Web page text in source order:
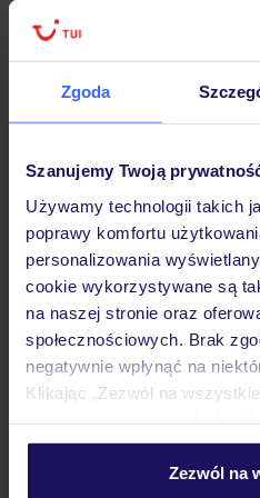
Zgoda
Szanujemy Twoją
Używamy technologii takich
poprawy komfortu
personalizowania
cookie wykorzystywane są
na naszej stronie oraz
społecznościowych. Brak
negatywnie wpłynąć na
Klikając „Zezwól na
personalizować swój wybór
Zezwól na
Hotel
Opinie
Pokoje
Wyżywienie